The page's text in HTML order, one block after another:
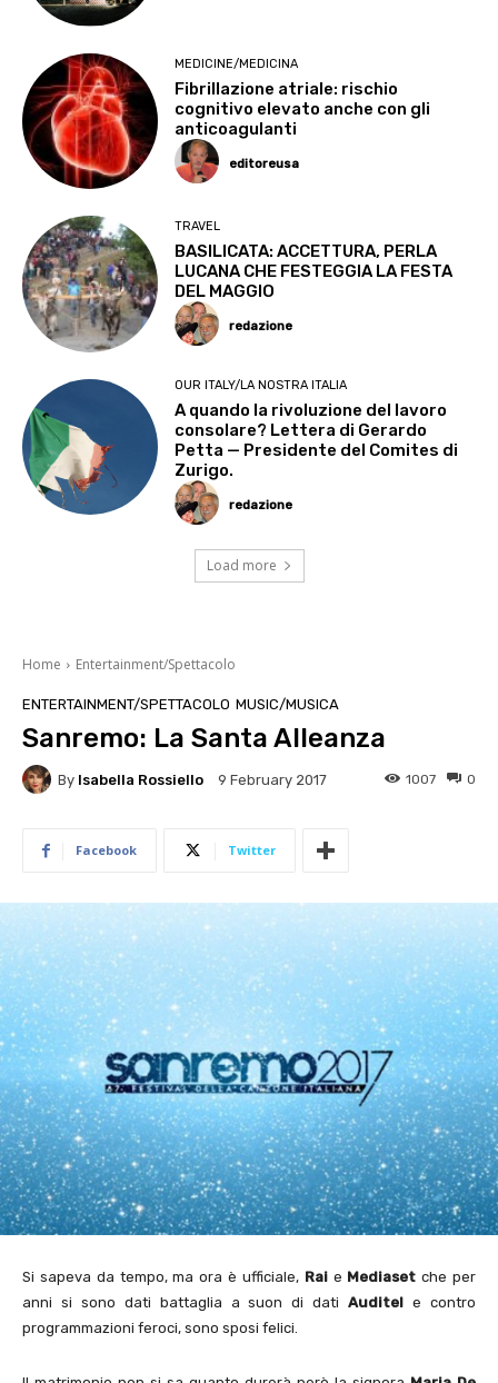
MEDICINE/MEDICINA
Fibrillazione atriale: rischio
cognitivo elevato anche con gli
anticoagulanti
editoreusa
TRAVEL
BASILICATA: ACCETTURA, PERLA
LUCANA CHE FESTEGGIA LA FESTA
DEL MAGGIO
redazione
OUR ITALY/LA NOSTRA ITALIA
A quando la rivoluzione del lavoro
consolare? Lettera di Gerardo
Petta — Presidente del Comites di
Zurigo.
redazione
Load more